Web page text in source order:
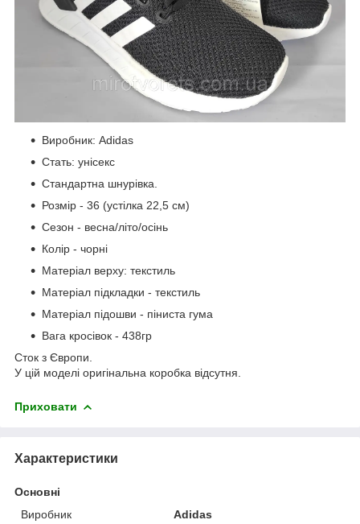
Виробник: Adidas
Стать: унісекс
Стандартна шнурівка.
Розмір - 36 (устілка 22,5 см)
Сезон - весна/літо/осінь
Колір - чорні
Матеріал верху: текстиль
Матеріал підкладки - текстиль
Матеріал підошви - піниста гума
Вага кросівок - 438гр
Сток з Європи.
У цій моделі оригінальна коробка відсутня.
Приховати
Характеристики
Основні
Виробник
Adidas